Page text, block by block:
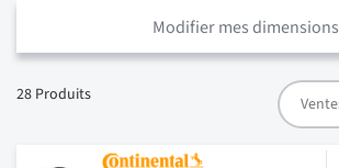
Modifier mes dimensions
28 Produits